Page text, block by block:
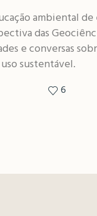
ambiental de
das
e conversas
sustentável.
6